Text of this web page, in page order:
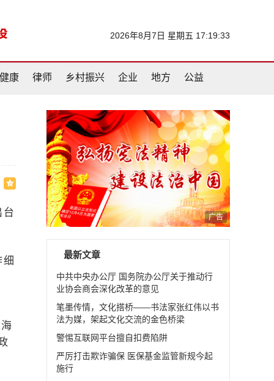
2026年8月7日 星期五 17:19:34
健康 律师 乡村振兴 企业 地方 公益
台 广告
最新文章
中共中央办公厅 国务院办公厅关于推动行
业协会商会深化改革的意见
笔墨传情，文化搭桥——书法家张红伟以书
法为媒，架起文化交流的金色桥梁
警惕互联网平台擅自扣费陷阱
严厉打击欺诈骗保 医保基金监管新规今起
施行